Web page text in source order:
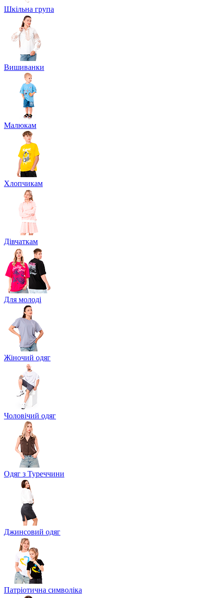
Шкільна група
Вишиванки
Малюкам
Хлопчикам
Дівчаткам
Для молоді
Жіночий одяг
Чоловічий одяг
Одяг з Туреччини
Джинсовий одяг
Патріотична символіка